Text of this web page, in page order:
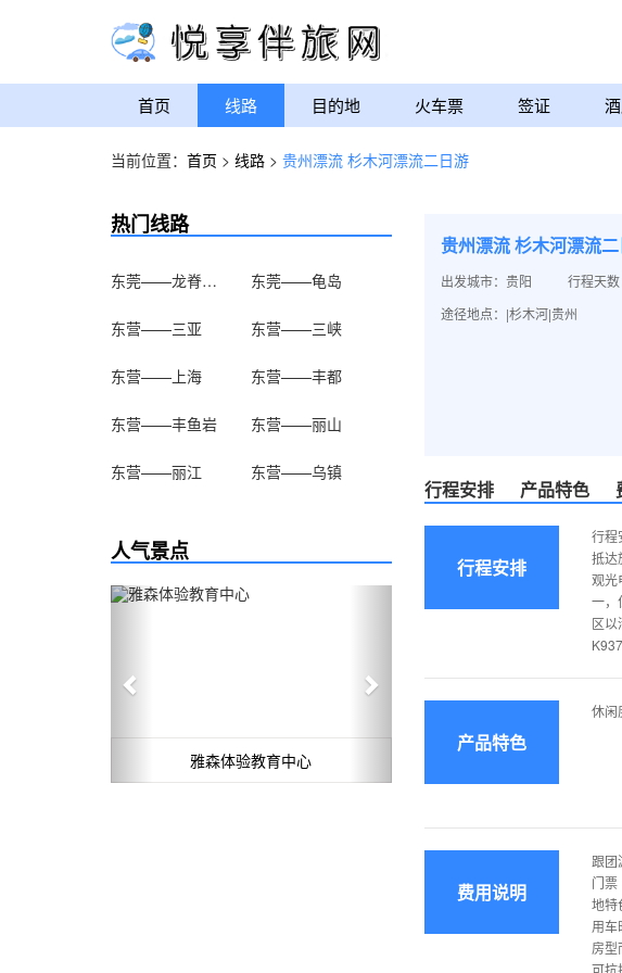
首页 线路 目的地 火车票 签证
当前位置： 首页 > 线路 > 贵州漂流 杉木河漂流二日游
热门线路
东莞——龙脊梯田 东莞——龟岛
东营——三亚 东营——三峡
东营——上海 东营——丰都
东营——丰鱼岩 东营——丽山
东营——丽江 东营——乌镇
人气景点
雅森体验教育中心
Previous
贵州漂流 杉木河漂流
出发城市：贵阳 行程天
途径地点：|杉木河|贵州
行程安排 产品特色
行程安排
行
抵
观光
一，
区以
产品特色
休闲
费用说明
跟团
门票
地特
用车
房型
可抗